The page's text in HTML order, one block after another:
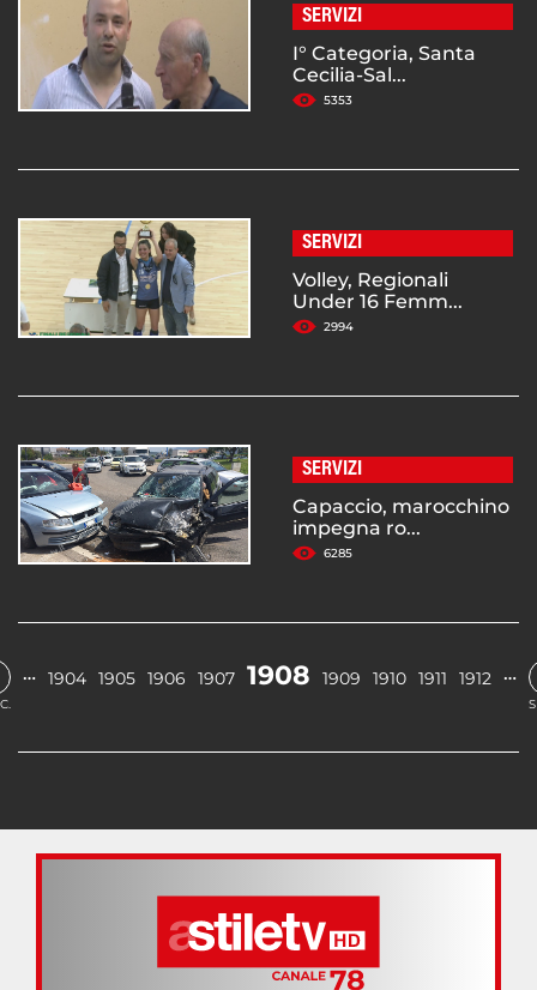
SERVIZI
I° Categoria, Santa
Cecilia-Sal...
5353
SERVIZI
Volley, Regionali
Under 16 Femm...
2994
SERVIZI
Capaccio, marocchino
impegna ro...
6285
… 1904 1905 1906 1907 1908 1909 1910 1911 1912 …